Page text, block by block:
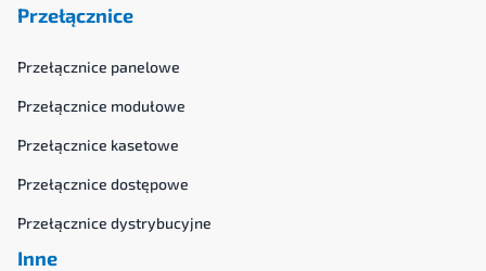
Przełącznice
Przełącznice panelowe
Przełącznice modułowe
Przełącznice kasetowe
Przełącznice dostępowe
Przełącznice dystrybucyjne
Inne